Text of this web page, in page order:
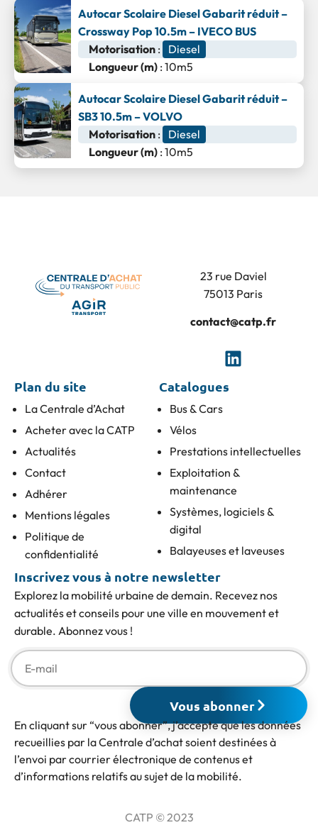
Autocar Scolaire Diesel Gabarit réduit –
Crossway Pop 10.5m – IVECO BUS
Motorisation :
Diesel
Longueur (m) : 10m5
Autocar Scolaire Diesel Gabarit réduit –
SB3 10.5m – VOLVO
Motorisation :
Diesel
Longueur (m) : 10m5
23 rue Daviel
75013 Paris
contact@catp.fr
Plan du site
La Centrale d’Achat
Acheter avec la CATP
Actualités
Contact
Adhérer
Mentions légales
Politique de
confidentialité
Catalogues
Bus & Cars
Vélos
Prestations intellectuelles
Exploitation &
maintenance
Systèmes, logiciels &
digital
Balayeuses et laveuses
Inscrivez vous à notre newsletter
Explorez la mobilité urbaine de demain. Recevez nos
actualités et conseils pour une ville en mouvement et
durable. Abonnez vous !
Vous abonner
En cliquant sur “vous abonner”, j’accepte que les données
recueillies par la Centrale d’achat soient destinées à
l’envoi par courrier électronique de contenus et
d’informations relatifs au sujet de la mobilité.
CATP © 2023